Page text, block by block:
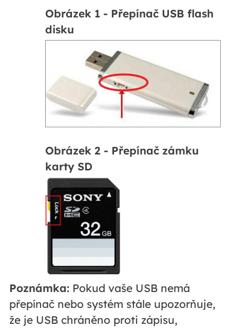
Obrázek 1 - Přepínač USB flash
disku
Obrázek 2 - Přepínač zámku
karty SD
Poznámka:Pokud vaše USB nemá
přepínač nebo systém stále upozorňuje,
že je USB chráněno proti zápisu,